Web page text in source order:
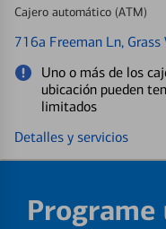
Cajero automático (ATM)
716a Freeman Ln,
Uno o más de los
ubicación pueden
limitados
Detalles y servicios